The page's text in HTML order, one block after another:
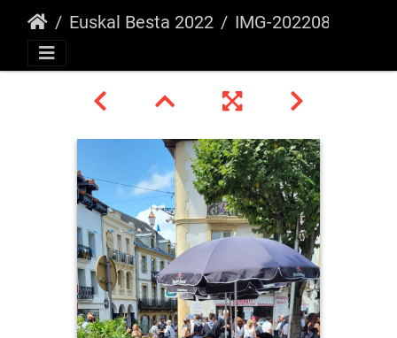
Euskal Besta 2022 IMG-20220815-WA0022